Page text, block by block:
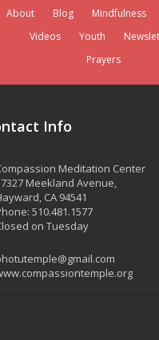
About Blog Mindfulness
Videos
Youth
Prayers
Info
Meditation Center
Meekland Avenue,
CA 94541
510.481.1577
on Tuesday